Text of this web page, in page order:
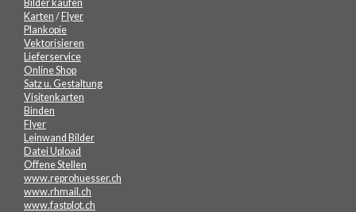
Bilder kaufen
Karten /Flyer
Plankopie
Vektorisieren
Lieferservice
Online Shop
Satz u. Gestaltung
Visitenkarten
Binden
Flyer
Leinwand Bilder
Datei Upload
Offene Stellen
www.reprohuesser.ch
www.rhmail.ch
www.fastplot.ch